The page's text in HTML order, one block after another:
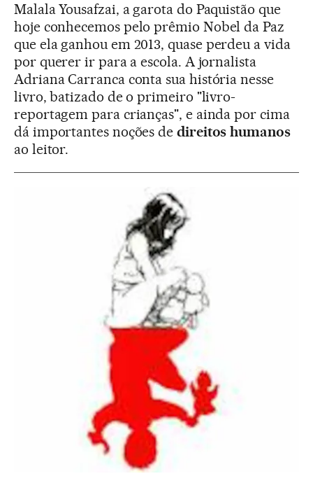
Malala Yousafzai, a garota do Paquistão que
hoje conhecemos pelo prêmio Nobel da Paz
que ela ganhou em 2013, quase perdeu a vida
por querer ir para a escola. A jornalista
Adriana Carranca conta sua história nesse
livro, batizado de o primeiro "livro-
reportagem para crianças", e ainda por cima
dá importantes noções de direitos humanos
ao leitor.